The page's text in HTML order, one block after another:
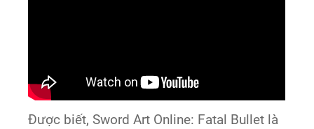
Được biết, Sword Art Online: Fatal Bullet là